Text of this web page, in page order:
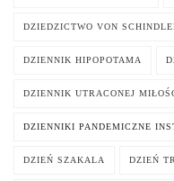
DZIEDZICTWO VON
DZIENNIK HIPOPOTAMA
DZIENNIK UTRACONEJ
DZIENNIKI PANDEMICZNE
DZIEŃ SZAKALA DZIEŃ